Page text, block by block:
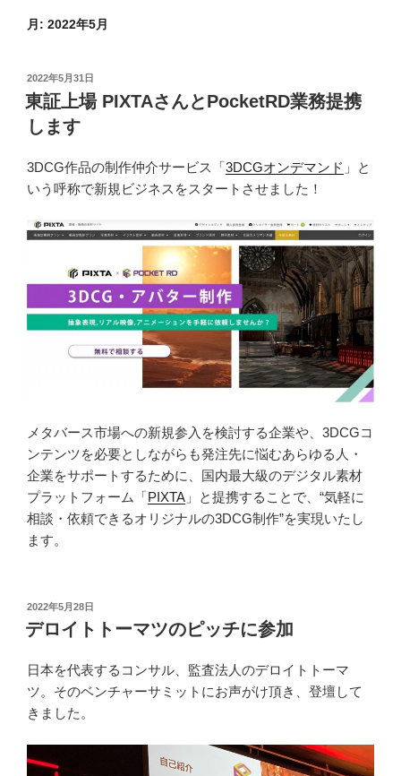
月: 2022年5月
投
稿
日:
2022年5月31日
東証上場 PIXTAさんとPocketRD業務提携
します
3DCG作品の制作仲介サービス「3DCGオンデマンド 」と
いう呼称で新規ビジネスをスタートさせました！
メタバース市場への新規参入を検討する企業や、3DCGコ
ンテンツを必要としながらも発注先に悩むあらゆる人・
企業をサポートするために、国内最大級のデジタル素材
プラットフォーム「PIXTA 」と提携することで、“気軽に
相談・依頼できるオリジナルの3DCG制作”を実現いたし
ます。
投
稿
日:
2022年5月28日
デロイトトーマツのピッチに参加
日本を代表するコンサル、監査法人のデロイトトーマ
ツ。そのベンチャーサミットにお声がけ頂き、登壇して
きました。